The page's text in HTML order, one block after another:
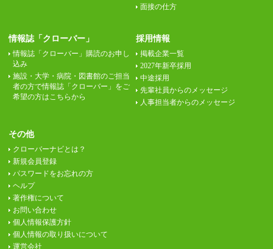
面接の仕方
情報誌「クローバー」
情報誌「クローバー」購読のお申し
込み
施設・大学・病院・図書館のご担当
者の方で情報誌「クローバー」をご
希望の方はこちらから
採用情報
掲載企業一覧
2027年新卒採用
中途採用
先輩社員からのメッセージ
人事担当者からのメッセージ
その他
クローバーナビとは？
新規会員登録
パスワードをお忘れの方
ヘルプ
著作権について
お問い合わせ
個人情報保護方針
個人情報の取り扱いについて
運営会社